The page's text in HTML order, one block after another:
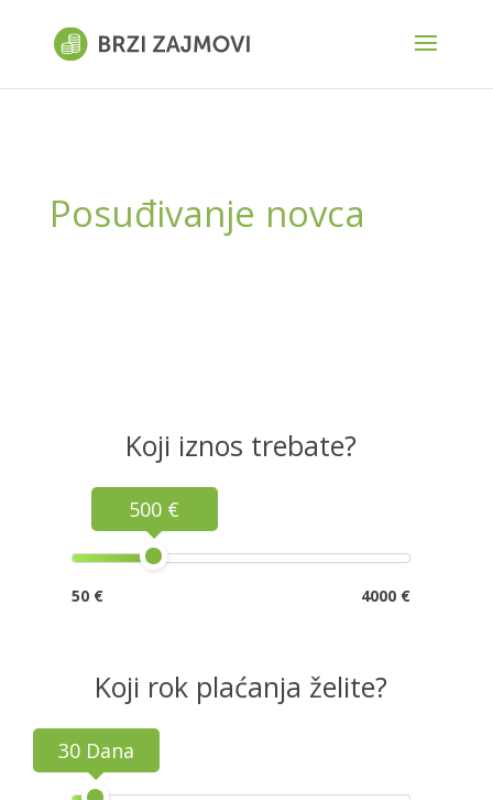
Posuđivanje novca
Koji iznos trebate?
500 €
50 € 4000 €
Koji rok plaćanja želite?
30 Dana